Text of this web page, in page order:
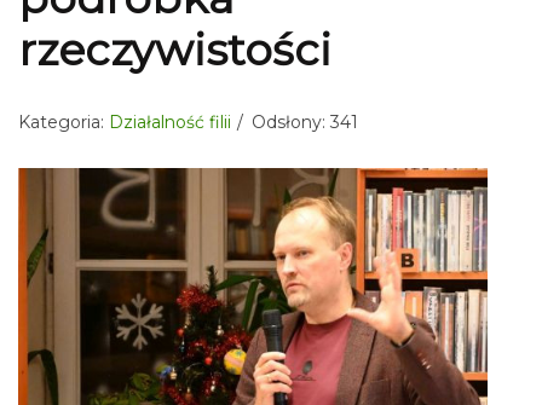
rzeczywistości
Kategoria: Działalność filii Odsłony: 341